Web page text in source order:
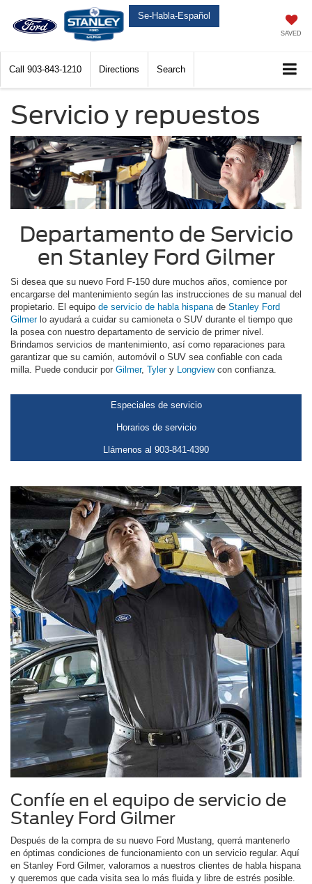
Se-Habla-Español
SAVED
Call 903-843-1210 Directions Search
Servicio y repuestos
Departamento de Servicio
en Stanley Ford Gilmer
Si desea que su nuevo Ford F-150 dure muchos años, comience por
encargarse del mantenimiento según las instrucciones de su manual del
propietario. El equipo de servicio de habla hispana de Stanley Ford
Gilmerlo ayudará a cuidar su camioneta o SUV durante el tiempo que
la posea con nuestro departamento de servicio de primer nivel.
Brindamos servicios de mantenimiento, así como reparaciones para
garantizar que su camión, automóvil o SUV sea confiable con cada
milla. Puede conducir por Gilmer, Tylery Longviewcon confianza.
Especiales de servicio
Horarios de servicio
Llámenos al 903-841-4390
Confíe en el equipo de servicio de
Stanley Ford Gilmer
Después de la compra de su nuevo Ford Mustang, querrá mantenerlo
en óptimas condiciones de funcionamiento con un servicio regular. Aquí
en Stanley Ford Gilmer, valoramos a nuestros clientes de habla hispana
y queremos que cada visita sea lo más fluida y libre de estrés posible.